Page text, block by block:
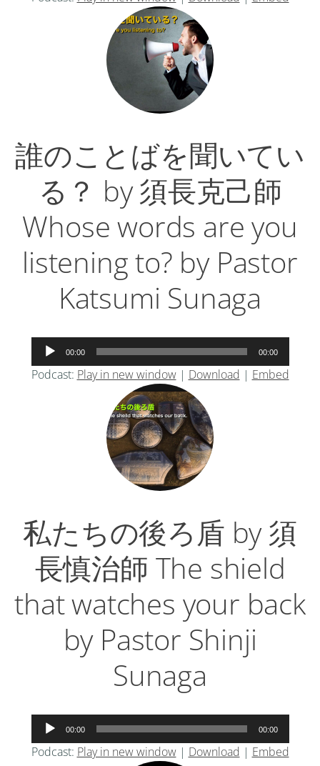
誰のことばを聞いてい
る？ by 須長克己師
Whose words are you
listening to? by Pastor
Katsumi Sunaga
声
プ
00:00 00:00
Podcast: Play in new window| Download | Embed
私たちの後ろ盾 by 須
長慎治師 The shield
that watches your back
by Pastor Shinji
Sunaga
声
プ
00:00 00:00
Podcast: Play in new window| Download | Embed